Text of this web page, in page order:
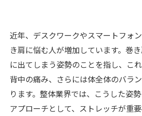
近年、デスクワークやスマートフォ
き肩に悩む人が増加しています。巻
に出てしまう姿勢のことを指し、こ
背中の痛み、さらには体全体のバラ
ります。整体業界では、こうした姿
アプローチとして、ストレッチが重要